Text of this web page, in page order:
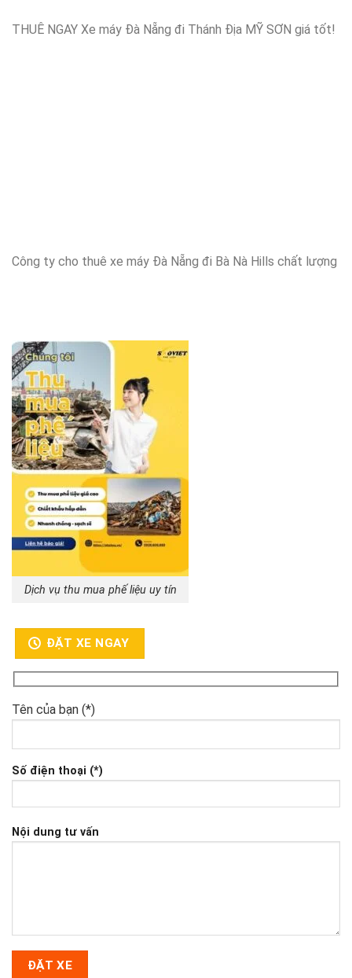
THUÊ NGAY Xe máy Đà Nẵng đi Thánh Địa MỸ SƠN giá tốt!
Công ty cho thuê xe máy Đà Nẵng đi Bà Nà Hills chất lượng
Dịch vụ thu mua phế liệu uy tín
ĐẶT XE NGAY
Tên của bạn (*)
Số điện thoại (*)
Nội dung tư vấn